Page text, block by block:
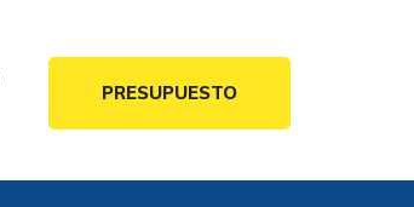
PRESUPUESTO